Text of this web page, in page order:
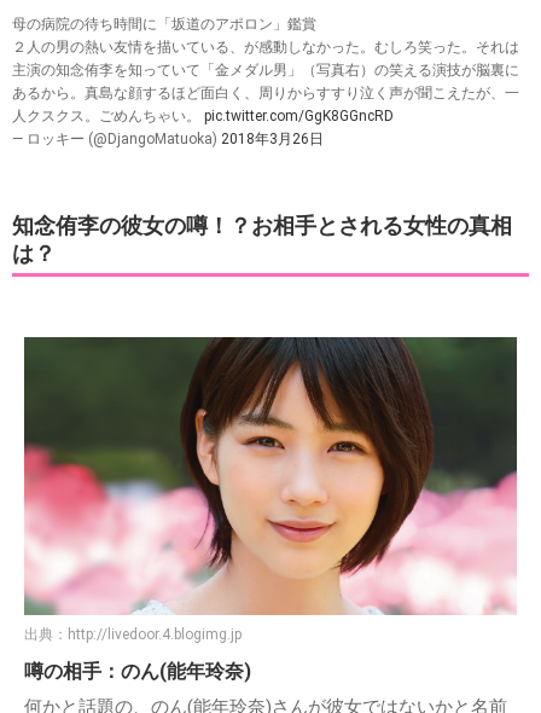
男性としては小柄な知念君。
人気の理由はそれだけではないですが、やはり小柄で童顔に
惹かれるファンは多いのではないのでしょうか？
アイドル活動だけではなく、俳優としてもドラマに出演して
います。
２人の男の熱い友情を描いている、が感動しなかった。むしろ笑った。それは
主演の知念侑李を知っていて「金メダル男」（写真右）の笑える演技が脳裏に
あるから。真島な顔するほど面白く、周りからすすり泣く声が聞こえたが、一
人クスクス。ごめんちゃい。pic.twitter.com/GgK8GGncRD
— ロッキー (@DjangoMatuoka)2018年3月26日
知念侑李の彼女の噂！？お相手とされる女性の真相
は？